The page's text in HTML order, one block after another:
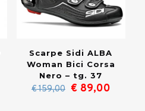
Scarpe Sidi ALBA
Woman Bici Corsa
Nero – tg. 37
€159,00 Il
€89,00Il